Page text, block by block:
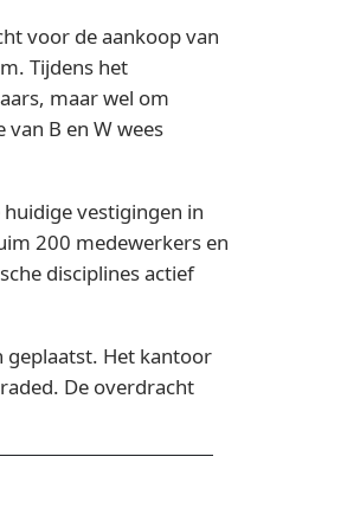
voor de aankoop van
Tijdens het
maar wel om
B en W wees
vestigingen in
200 medewerkers en
disciplines actief
geplaatst. Het kantoor
De overdracht